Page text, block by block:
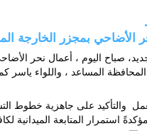
الأضاحي بمجزر الخارجة
استمرار المتابعة